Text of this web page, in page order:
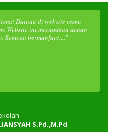
Datang di website resmi
Website ini merupakan acuan
Semoga bermanfaat...."
S.Pd.,M.Pd